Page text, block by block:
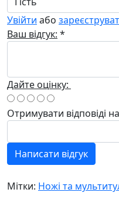
Увійти або
Ваш відгук: *
Дайте оцінку:
Отримувати відповіді
Написати відгук
Мітки: Ножі та